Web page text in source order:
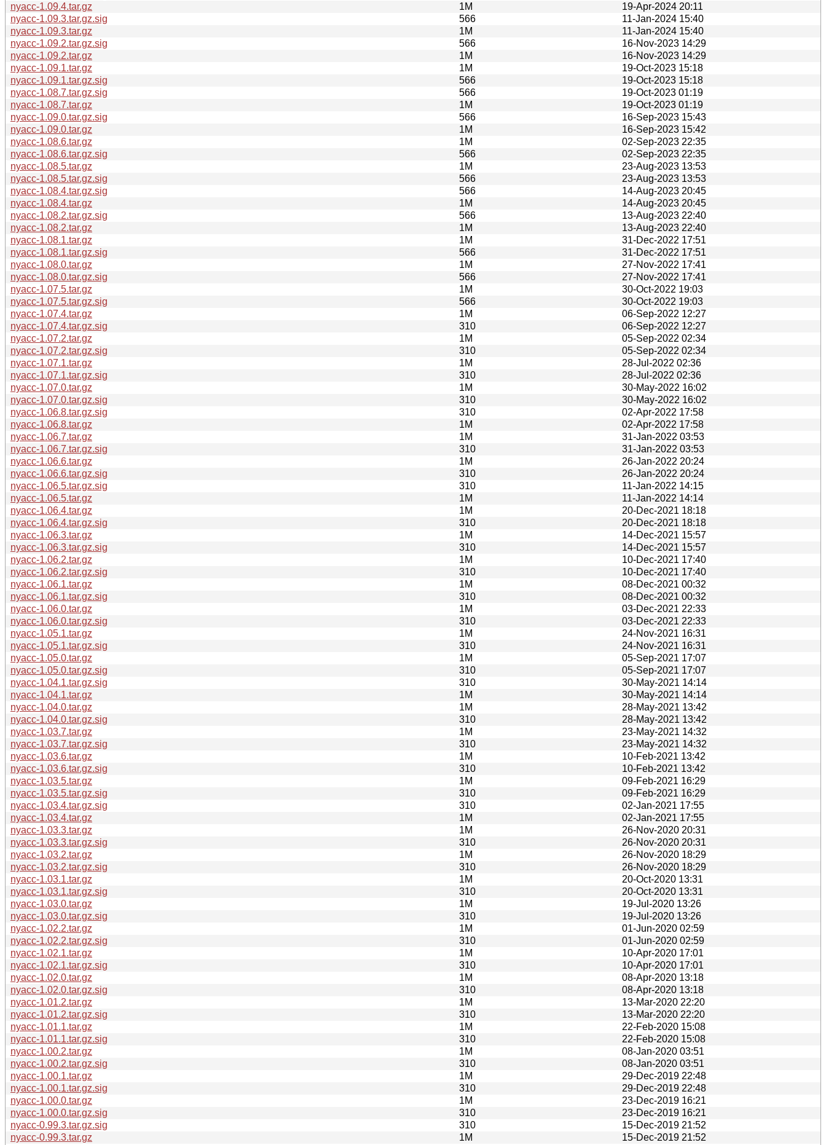
nyacc-1.09.4.tar.gz
1M
19-Apr-2024 20:11
nyacc-1.09.3.tar.gz.sig
566
11-Jan-2024 15:40
nyacc-1.09.3.tar.gz
1M
11-Jan-2024 15:40
nyacc-1.09.2.tar.gz.sig
566
16-Nov-2023 14:29
nyacc-1.09.2.tar.gz
1M
16-Nov-2023 14:29
nyacc-1.09.1.tar.gz
1M
19-Oct-2023 15:18
nyacc-1.09.1.tar.gz.sig
566
19-Oct-2023 15:18
nyacc-1.08.7.tar.gz.sig
566
19-Oct-2023 01:19
nyacc-1.08.7.tar.gz
1M
19-Oct-2023 01:19
nyacc-1.09.0.tar.gz.sig
566
16-Sep-2023 15:43
nyacc-1.09.0.tar.gz
1M
16-Sep-2023 15:42
nyacc-1.08.6.tar.gz
1M
02-Sep-2023 22:35
nyacc-1.08.6.tar.gz.sig
566
02-Sep-2023 22:35
nyacc-1.08.5.tar.gz
1M
23-Aug-2023 13:53
nyacc-1.08.5.tar.gz.sig
566
23-Aug-2023 13:53
nyacc-1.08.4.tar.gz.sig
566
14-Aug-2023 20:45
nyacc-1.08.4.tar.gz
1M
14-Aug-2023 20:45
nyacc-1.08.2.tar.gz.sig
566
13-Aug-2023 22:40
nyacc-1.08.2.tar.gz
1M
13-Aug-2023 22:40
nyacc-1.08.1.tar.gz
1M
31-Dec-2022 17:51
nyacc-1.08.1.tar.gz.sig
566
31-Dec-2022 17:51
nyacc-1.08.0.tar.gz
1M
27-Nov-2022 17:41
nyacc-1.08.0.tar.gz.sig
566
27-Nov-2022 17:41
nyacc-1.07.5.tar.gz
1M
30-Oct-2022 19:03
nyacc-1.07.5.tar.gz.sig
566
30-Oct-2022 19:03
nyacc-1.07.4.tar.gz
1M
06-Sep-2022 12:27
nyacc-1.07.4.tar.gz.sig
310
06-Sep-2022 12:27
nyacc-1.07.2.tar.gz
1M
05-Sep-2022 02:34
nyacc-1.07.2.tar.gz.sig
310
05-Sep-2022 02:34
nyacc-1.07.1.tar.gz
1M
28-Jul-2022 02:36
nyacc-1.07.1.tar.gz.sig
310
28-Jul-2022 02:36
nyacc-1.07.0.tar.gz
1M
30-May-2022 16:02
nyacc-1.07.0.tar.gz.sig
310
30-May-2022 16:02
nyacc-1.06.8.tar.gz.sig
310
02-Apr-2022 17:58
nyacc-1.06.8.tar.gz
1M
02-Apr-2022 17:58
nyacc-1.06.7.tar.gz
1M
31-Jan-2022 03:53
nyacc-1.06.7.tar.gz.sig
310
31-Jan-2022 03:53
nyacc-1.06.6.tar.gz
1M
26-Jan-2022 20:24
nyacc-1.06.6.tar.gz.sig
310
26-Jan-2022 20:24
nyacc-1.06.5.tar.gz.sig
310
11-Jan-2022 14:15
nyacc-1.06.5.tar.gz
1M
11-Jan-2022 14:14
nyacc-1.06.4.tar.gz
1M
20-Dec-2021 18:18
nyacc-1.06.4.tar.gz.sig
310
20-Dec-2021 18:18
nyacc-1.06.3.tar.gz
1M
14-Dec-2021 15:57
nyacc-1.06.3.tar.gz.sig
310
14-Dec-2021 15:57
nyacc-1.06.2.tar.gz
1M
10-Dec-2021 17:40
nyacc-1.06.2.tar.gz.sig
310
10-Dec-2021 17:40
nyacc-1.06.1.tar.gz
1M
08-Dec-2021 00:32
nyacc-1.06.1.tar.gz.sig
310
08-Dec-2021 00:32
nyacc-1.06.0.tar.gz
1M
03-Dec-2021 22:33
nyacc-1.06.0.tar.gz.sig
310
03-Dec-2021 22:33
nyacc-1.05.1.tar.gz
1M
24-Nov-2021 16:31
nyacc-1.05.1.tar.gz.sig
310
24-Nov-2021 16:31
nyacc-1.05.0.tar.gz
1M
05-Sep-2021 17:07
nyacc-1.05.0.tar.gz.sig
310
05-Sep-2021 17:07
nyacc-1.04.1.tar.gz.sig
310
30-May-2021 14:14
nyacc-1.04.1.tar.gz
1M
30-May-2021 14:14
nyacc-1.04.0.tar.gz
1M
28-May-2021 13:42
nyacc-1.04.0.tar.gz.sig
310
28-May-2021 13:42
nyacc-1.03.7.tar.gz
1M
23-May-2021 14:32
nyacc-1.03.7.tar.gz.sig
310
23-May-2021 14:32
nyacc-1.03.6.tar.gz
1M
10-Feb-2021 13:42
nyacc-1.03.6.tar.gz.sig
310
10-Feb-2021 13:42
nyacc-1.03.5.tar.gz
1M
09-Feb-2021 16:29
nyacc-1.03.5.tar.gz.sig
310
09-Feb-2021 16:29
nyacc-1.03.4.tar.gz.sig
310
02-Jan-2021 17:55
nyacc-1.03.4.tar.gz
1M
02-Jan-2021 17:55
nyacc-1.03.3.tar.gz
1M
26-Nov-2020 20:31
nyacc-1.03.3.tar.gz.sig
310
26-Nov-2020 20:31
nyacc-1.03.2.tar.gz
1M
26-Nov-2020 18:29
nyacc-1.03.2.tar.gz.sig
310
26-Nov-2020 18:29
nyacc-1.03.1.tar.gz
1M
20-Oct-2020 13:31
nyacc-1.03.1.tar.gz.sig
310
20-Oct-2020 13:31
nyacc-1.03.0.tar.gz
1M
19-Jul-2020 13:26
nyacc-1.03.0.tar.gz.sig
310
19-Jul-2020 13:26
nyacc-1.02.2.tar.gz
1M
01-Jun-2020 02:59
nyacc-1.02.2.tar.gz.sig
310
01-Jun-2020 02:59
nyacc-1.02.1.tar.gz
1M
10-Apr-2020 17:01
nyacc-1.02.1.tar.gz.sig
310
10-Apr-2020 17:01
nyacc-1.02.0.tar.gz
1M
08-Apr-2020 13:18
nyacc-1.02.0.tar.gz.sig
310
08-Apr-2020 13:18
nyacc-1.01.2.tar.gz
1M
13-Mar-2020 22:20
nyacc-1.01.2.tar.gz.sig
310
13-Mar-2020 22:20
nyacc-1.01.1.tar.gz
1M
22-Feb-2020 15:08
nyacc-1.01.1.tar.gz.sig
310
22-Feb-2020 15:08
nyacc-1.00.2.tar.gz
1M
08-Jan-2020 03:51
nyacc-1.00.2.tar.gz.sig
310
08-Jan-2020 03:51
nyacc-1.00.1.tar.gz
1M
29-Dec-2019 22:48
nyacc-1.00.1.tar.gz.sig
310
29-Dec-2019 22:48
nyacc-1.00.0.tar.gz
1M
23-Dec-2019 16:21
nyacc-1.00.0.tar.gz.sig
310
23-Dec-2019 16:21
nyacc-0.99.3.tar.gz.sig
310
15-Dec-2019 21:52
nyacc-0.99.3.tar.gz
1M
15-Dec-2019 21:52